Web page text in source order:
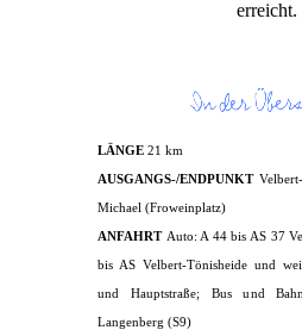
erreicht.
LÄNGE21 km
AUSGANGS-/ENDPUNKTVelbert-
Michael (Froweinplatz)
ANFAHRT Auto: A 44 bis AS 37
bis AS Velbert-Tönisheide und
und Hauptstraße; Bus und
Langenberg (S9)